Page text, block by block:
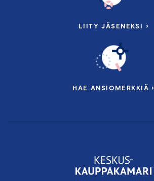
LIITY JÄSENEKSI ›
HAE ANSIOMERKKIÄ ›